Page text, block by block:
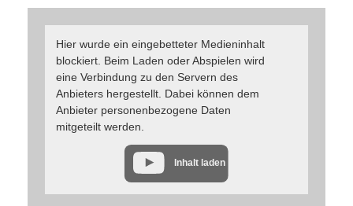
Hier wurde ein eingebetteter Medieninhalt
blockiert. Beim Laden oder Abspielen wird
eine Verbindung zu den Servern des
Anbieters hergestellt. Dabei können dem
Anbieter personenbezogene Daten
mitgeteilt werden.
Inhalt laden